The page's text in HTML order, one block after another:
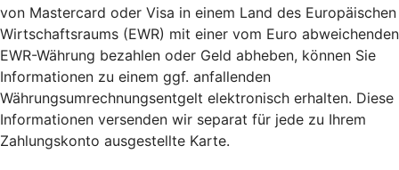
von Mastercard oder Visa in einem Land des Europäischen
Wirtschaftsraums (EWR) mit einer vom Euro abweichenden
EWR-Währung bezahlen oder Geld abheben, können Sie
Informationen zu einem ggf. anfallenden
Währungsumrechnungsentgelt elektronisch erhalten. Diese
Informationen versenden wir separat für jede zu Ihrem
Zahlungskonto ausgestellte Karte.